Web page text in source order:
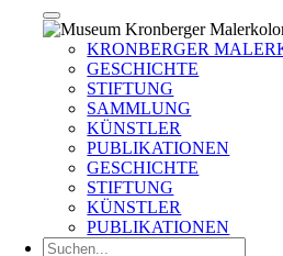
KRONBERGER
GESCHICHTE
STIFTUNG
SAMMLUNG
KÜNSTLER
PUBLIKATIONEN
GESCHICHTE
STIFTUNG
KÜNSTLER
PUBLIKATIONEN
Suche